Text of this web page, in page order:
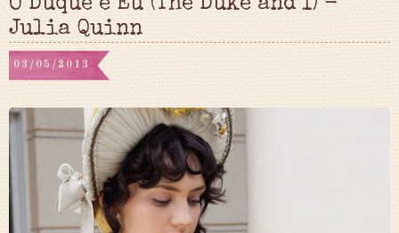
O Duque e Eu (The Duke and I) -
Julia Quinn
03/05/2013